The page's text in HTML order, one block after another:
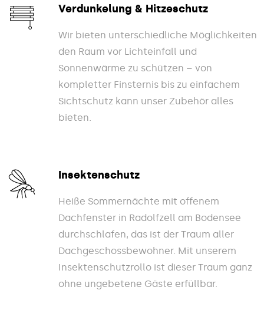
Verdunkelung & Hitzeschutz
Wir bieten unterschiedliche Möglichkeiten
den Raum vor Lichteinfall und
Sonnenwärme zu schützen – von
kompletter Finsternis bis zu einfachem
Sichtschutz kann unser Zubehör alles
bieten.
Insektenschutz
Heiße Sommernächte mit offenem
Dachfenster in Radolfzell am Bodensee
durchschlafen, das ist der Traum aller
Dachgeschossbewohner. Mit unserem
Insektenschutzrollo ist dieser Traum ganz
ohne ungebetene Gäste erfüllbar.